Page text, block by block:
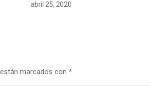
abril 25, 2020
marcados con *